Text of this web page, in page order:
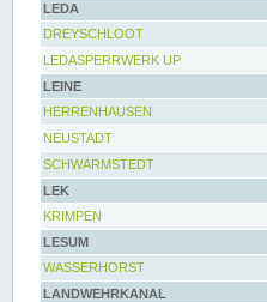
LEDA
DREYSCHLOOT
LEDASPERRWERK UP
LEINE
HERRENHAUSEN
NEUSTADT
SCHWARMSTEDT
LEK
KRIMPEN
LESUM
WASSERHORST
LANDWEHRKANAL